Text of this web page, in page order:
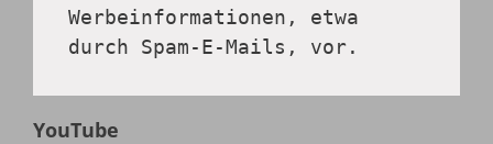
Werbeinformationen, etwa
durch Spam-E-Mails, vor.
YouTube